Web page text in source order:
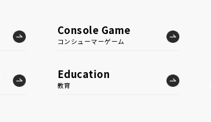
Console Game
コンシューマーゲーム
Education
教育